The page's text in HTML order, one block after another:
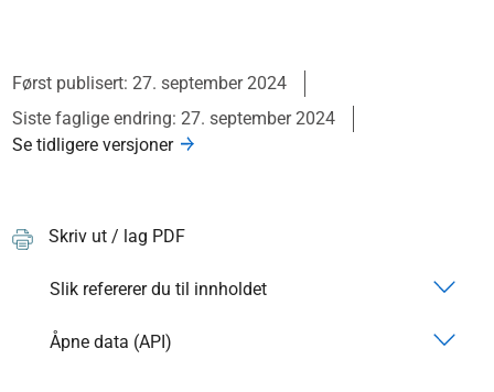
Først publisert: 27. september 2024
Siste faglige endring: 27. september 2024
Se tidligere versjoner
Skriv ut / lag PDF
Slik refererer du til innholdet
Åpne data (API)